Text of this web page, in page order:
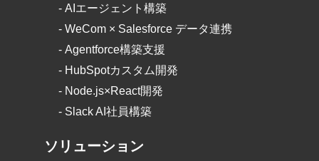
- AIエージェント構築
- WeCom × Salesforce データ連携
- Agentforce構築支援
- HubSpotカスタム開発
- Node.js×React開発
- Slack AI社員構築
ソリューション